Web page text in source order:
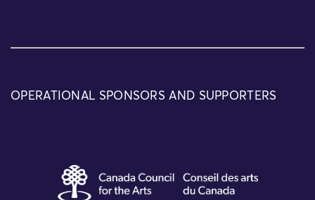
OPERATIONAL SPONSORS AND SUPPORTERS